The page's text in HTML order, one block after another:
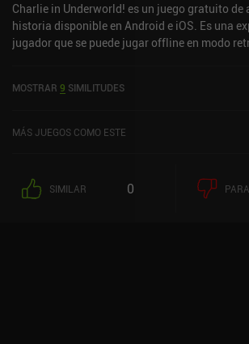
Charlie in Underworld! es un juego gratuito de
historia disponible en Android e iOS. Es una
jugador que se puede jugar offline en modo
de iOS.
MOSTRAR 9 SIMILITUDES
MÁS JUEGOS COMO ESTE
SIMILAR 0